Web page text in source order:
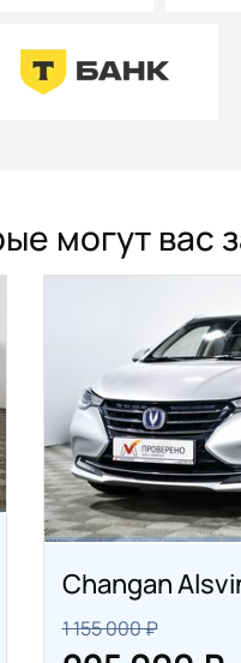
могут вас
Changan
1 155 000 ₽